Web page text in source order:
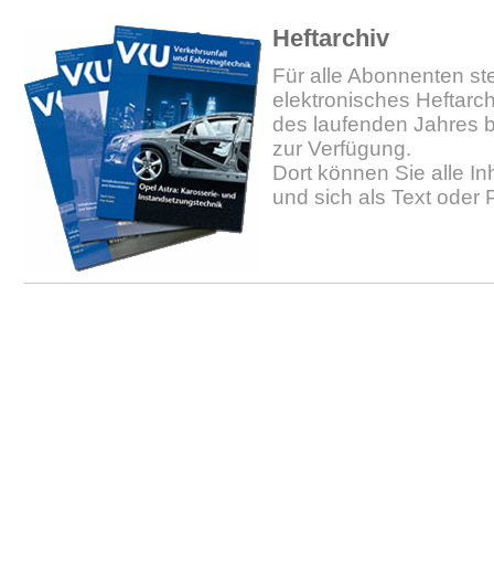
Heftarchiv
Für alle Abonnenten
elektronisches
des laufenden Jahres
zur Verfügung.
Dort können Sie alle
und sich als Text oder